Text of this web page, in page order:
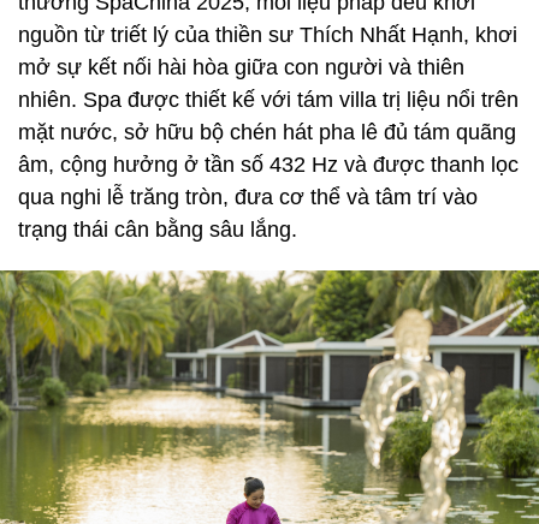
nguồn từ triết lý của thiền sư Thích Nhất Hạnh, khơi
mở sự kết nối hài hòa giữa con người và thiên
nhiên. Spa được thiết kế với tám villa trị liệu nổi trên
mặt nước, sở hữu bộ chén hát pha lê đủ tám quãng
âm, cộng hưởng ở tần số 432 Hz và được thanh lọc
qua nghi lễ trăng tròn, đưa cơ thể và tâm trí vào
trạng thái cân bằng sâu lắng.